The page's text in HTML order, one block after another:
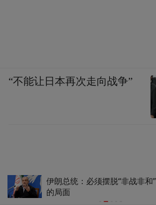
一男子胃中取出180颗铁钉还有
硬币磁铁等，总重超1公斤，家
属回应：该男子患有多年精神疾
“不能让日本再次走向战争”